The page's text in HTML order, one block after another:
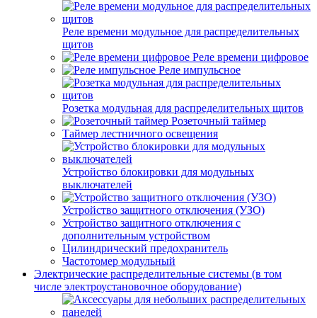
Реле времени модульное для распределительных
щитов
Реле времени цифровое
Реле импульсное
Розетка модульная для распределительных щитов
Розеточный таймер
Таймер лестничного освещения
Устройство блокировки для модульных
выключателей
Устройство защитного отключения (УЗО)
Устройство защитного отключения с
дополнительным устройством
Цилиндрический предохранитель
Частотомер модульный
Электрические распределительные системы (в том
числе электроустановочное оборудование)